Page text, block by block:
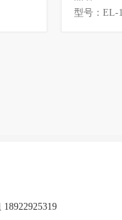
型号：EL-
18922925319